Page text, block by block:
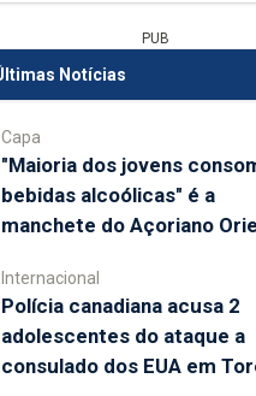
PUB
Notícias
Capa
"Maioria dos jovens
bebidas alcoólicas" é a
manchete do Açoriano
Internacional
Polícia canadiana acusa 2
adolescentes do ataque a
consulado dos EUA em